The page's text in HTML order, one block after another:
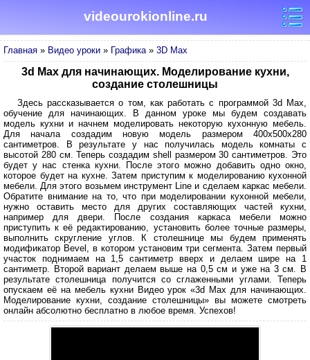
videourokionline.ru
Главная » Видео уроки » Графика» 3D Max
3d Max для начинающих. Моделирование кухни,
создание столешницы
Здесь рассказывается о том, как работать с программой 3d Max,
обучение для начинающих. В данном уроке мы будем создавать
модель кухни и начнем моделировать некоторую кухонную мебель.
Для начала создадим новую модель размером 400x500x280
сантиметров. В результате у нас получилась модель комнаты с
высотой 280 см. Теперь создадим shell размером 30 сантиметров. Это
будет у нас стенка кухни. После этого можно добавить одно окно,
которое будет на кухне. Затем приступим к моделированию кухонной
мебели. Для этого возьмем инструмент Line и сделаем каркас мебели.
Обратите внимание на то, что при моделировании кухонной мебели,
нужно оставить место для других составляющих частей кухни,
например для двери. После создания каркаса мебели можно
приступить к её редактированию, установить более точные размеры,
выполнить скругление углов. К столешнице мы будем применять
модификатор Bevel, в котором установим три сегмента. Затем первый
участок поднимаем на 1,5 сантиметр вверх и делаем шире на 1
сантиметр. Второй вариант делаем выше на 0,5 см и уже на 3 см. В
результате столешница получится со сглаженными углами. Теперь
опускаем её на мебель кухни Видео урок «3d Max для начинающих.
Моделирование кухни, создание столешницы» вы можете смотреть
онлайн абсолютно бесплатно в любое время. Успехов!